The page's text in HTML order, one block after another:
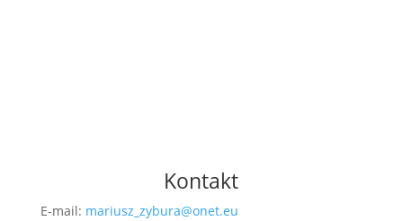
Kontakt
E-mail: mariusz_zybura@onet.eu